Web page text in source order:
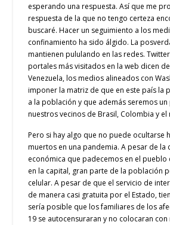
esperando una respuesta. Así que me
respuesta de la que no tengo certeza
buscaré. Hacer un seguimiento a los
confinamiento ha sido álgido. La
mantienen pululando en las redes.
portales más visitados en la web dicen
Venezuela, los medios alineados con
imponer la matriz de que en este país la
a la población y que además seremos
nuestros vecinos de Brasil, Colombia y
Pero si hay algo que no puede ocultarse
muertos en una pandemia. A pesar de la
económica que padecemos en el pueblo
en la capital, gran parte de la población
celular. A pesar de que el servicio de
de manera casi gratuita por el Estado,
sería posible que los familiares de los
19 se autocensuraran y no colocaran